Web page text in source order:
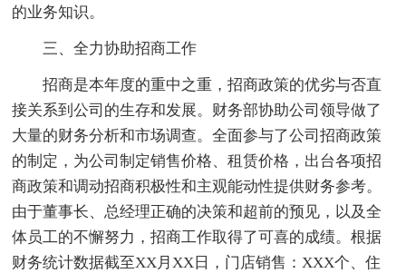
的业务知识。
三、全力协助招商工作
招商是本年度的重中之重，招商政策的优劣与否直
接关系到公司的生存和发展。财务部协助公司领导做了
大量的财务分析和市场调查。全面参与了公司招商政策
的制定，为公司制定销售价格、租赁价格，出台各项招
商政策和调动招商积极性和主观能动性提供财务参考。
由于董事长、总经理正确的决策和超前的预见，以及全
体员工的不懈努力，招商工作取得了可喜的成绩。根据
财务统计数据截至XX月XX日，门店销售：XXX个、住